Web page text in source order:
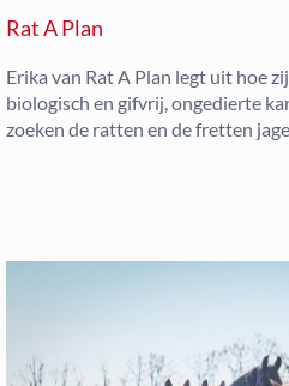
Rat A Plan
Erika van Rat A Plan legt uit hoe
biologisch en gifvrij, ongedierte
zoeken de ratten en de fretten